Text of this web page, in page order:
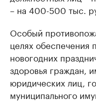
– на 400-500 тыс.
Особый
целях обеспечения
новогодних
здоровья граждан,
юридических лиц,
муниципального